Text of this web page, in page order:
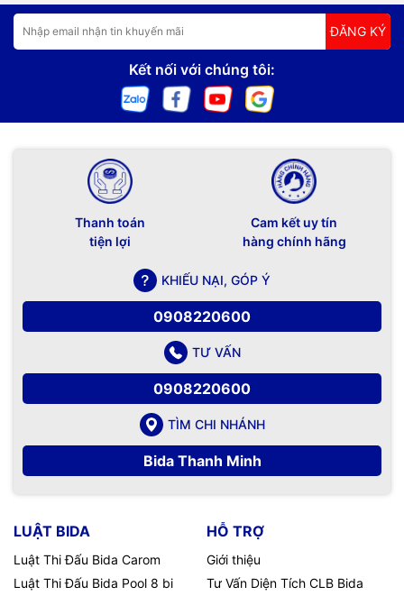
ĐĂNG KÝ
Kết nối với chúng tôi:
Thanh toán
tiện lợi
Cam kết uy tín
hàng chính hãng
KHIẾU NẠI, GÓP Ý
0908220600
TƯ VẤN
0908220600
TÌM CHI NHÁNH
Bida Thanh Minh
LUẬT BIDA
Luật Thi Đấu Bida Carom
Luật Thi Đấu Bida Pool 8 bi
HỖ TRỢ
Giới thiệu
Tư Vấn Diện Tích CLB Bida